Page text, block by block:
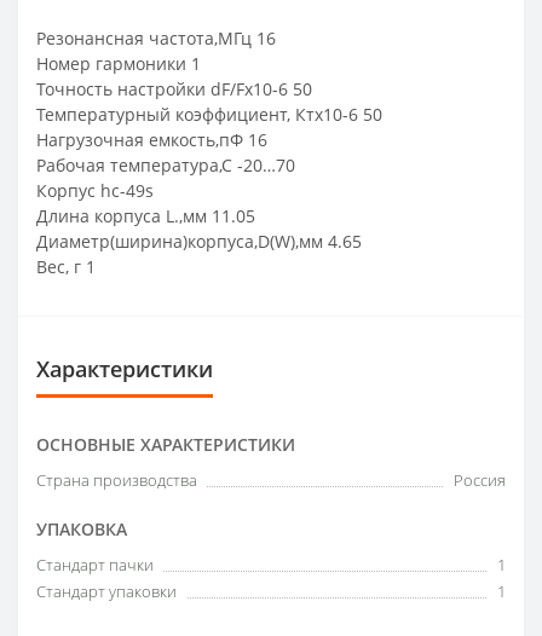
Резонансная частота,МГц 16
Номер гармоники 1
Точность настройки dF/Fх10-6 50
Температурный коэффициент, Ктх10-6 50
Нагрузочная емкость,пФ 16
Рабочая температура,С -20…70
Корпус hc-49s
Длина корпуса L.,мм 11.05
Диаметр(ширина)корпуса,D(W),мм 4.65
Вес, г 1
Характеристики
ОСНОВНЫЕ ХАРАКТЕРИСТИКИ
Страна производства Россия
УПАКОВКА
Стандарт пачки
1
Стандарт упаковки
1